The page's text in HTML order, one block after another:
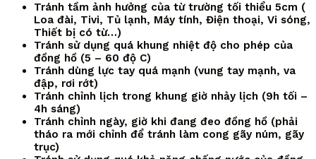
Tránh tầm ảnh hưởng của từ trường tối thiểu 5cm (
Loa đài, Tivi, Tủ lạnh, Máy tính, Điện thoại, Vi sóng,
Thiết bị có từ…)
Tránh sử dụng quá khung nhiệt độ cho phép của
đồng hồ (5 – 60 độ C)
Tránh dùng lực tay quá mạnh (vung tay mạnh, va
đập, rơi rớt)
Tránh chỉnh lịch trong khung giờ nhảy lịch (9h tối –
4h sáng)
Tránh chỉnh ngày, giờ khi đang đeo đồng hồ (phải
tháo ra mới chỉnh để tránh làm cong gãy núm, gãy
trục)